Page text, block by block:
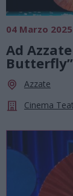
04 Marzo 2025
Ad
Azzate
Cinema